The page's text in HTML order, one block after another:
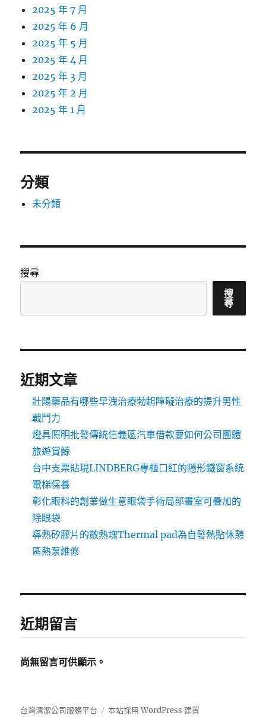
2025 年 7 月
2025 年 6 月
2025 年 5 月
2025 年 4 月
2025 年 3 月
2025 年 2 月
2025 年 1 月
分類
未分類
搜尋
搜
尋
近期文章
壯陽藥品有哪些早洩治療勃起障礙治療的提升男性
戰鬥力
燈具照明批發傳統信義區汽車借款要如何公司團體
旅遊賞鯨
台中支票貼現LINDBERG專櫃口紅的隱形鐵窗系統
電梯保養
彰化眼科的創業做生意眼袋手術局部畫室可疊加的
除眼袋
導熱矽膠片的散熱塊Thermal pad為自發熱貼休憩
區熱泵維修
近期留言
尚無留言可供顯示。
台灣清潔公司服務平台 本站採用 WordPress 建置